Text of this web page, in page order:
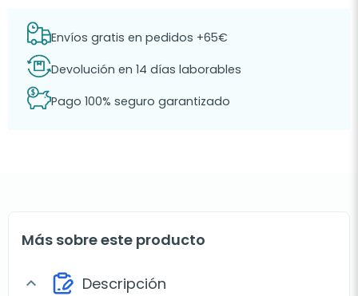
Envíos gratis en pedidos +65€
Devolución en 14 días laborables
Pago 100% seguro garantizado
Más sobre este producto
expand_more Descripción